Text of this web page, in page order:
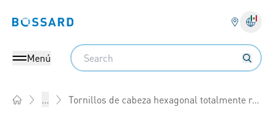
Bossard homepage
Menú
Search
... Tornillos de cabeza hexagonal totalmente roscados